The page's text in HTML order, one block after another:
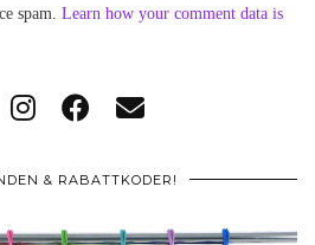
spam. Learn how your comment data is
& RABATTKODER!